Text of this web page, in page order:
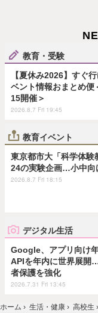
教育・受験
【夏休み2026】すぐ
ベント情報おまとめ便
15開催＞
2026.8.7 Fri 19:45
教育イベント
東京都市大「科学体験
24の実験企画…小中向
2026.8.7 Fri 18:15
デジタル生活
Google、アプリ向け
APIを年内に世界展開
者保護を強化
2026.7.31 Fri 13:45
ホーム › 生活・健康 › 高校生 ›